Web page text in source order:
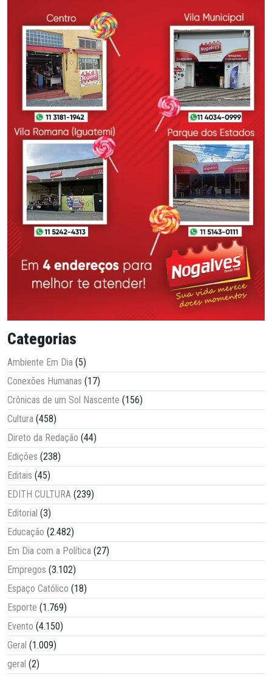
Categorias
Ambiente Em Dia (5)
Conexões Humanas (17)
Crônicas de um Sol Nascente (156)
Cultura (458)
Direto da Redação (44)
Edições (238)
Editais (45)
EDITH CULTURA (239)
Editorial (3)
Educação (2.482)
Em Dia com a Política (27)
Empregos (3.102)
Espaço Católico (18)
Esporte (1.769)
Evento (4.150)
Geral (1.009)
geral (2)